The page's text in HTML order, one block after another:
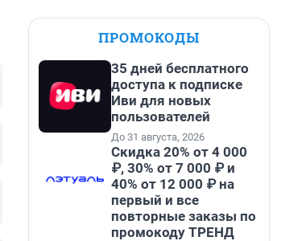
ПРОМОКОДЫ
35 дней бесплатного
доступа к подписке
Иви для новых
пользователей
До 31 августа, 2026
Скидка 20% от 4 000
₽, 30% от 7 000 ₽ и
40% от 12 000 ₽ на
первый и все
повторные заказы по
промокоду ТРЕНД